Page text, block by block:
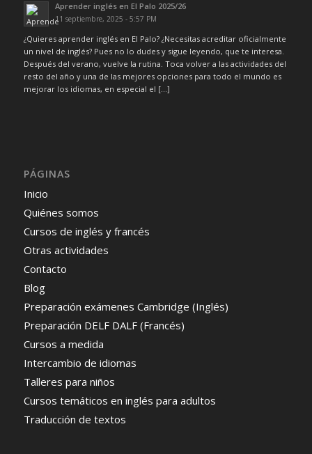
Aprender inglés en El Palo 2025/26
11 septiembre, 2025 - 5:57 PM
¿Quieres aprender inglés en El Palo? ¿Necesitas acreditar oficialmente
un nivel de inglés? Pues no lo dudes y sigue leyendo, que te interesa.
Después del verano, vuelve la rutina. Toca volver a las actividades del
resto del año y una de las mejores opciones para todo el mundo es
mejorar los idiomas, en especial el […]
PÁGINAS
Inicio
Quiénes somos
Cursos de inglés y francés
Otras actividades
Contacto
Blog
Preparación exámenes Cambridge (Inglés)
Preparación DELF DALF (Francés)
Cursos a medida
Intercambio de idiomas
Talleres para niños
Cursos temáticos en inglés para adultos
Traducción de textos